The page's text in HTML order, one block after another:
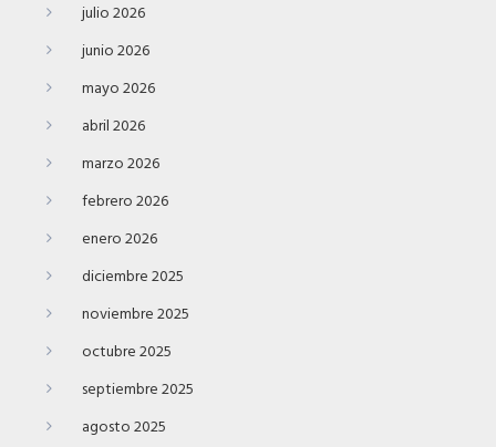
julio 2026
junio 2026
mayo 2026
abril 2026
marzo 2026
febrero 2026
enero 2026
diciembre 2025
noviembre 2025
octubre 2025
septiembre 2025
agosto 2025